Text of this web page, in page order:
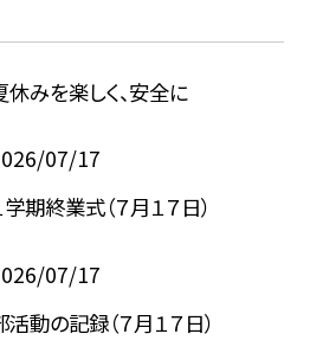
休みを楽しく、安全に
07/17
学期終業式（７月１７日）
07/17
活動の記録（７月１７日）